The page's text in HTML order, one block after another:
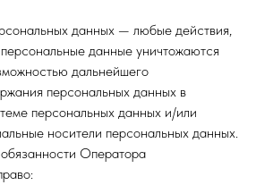
данных — любые действия,
персональные данные уничтожаются
дальнейшего
персональных данных в
персональных данных и/или
носители персональных данных.
Оператора